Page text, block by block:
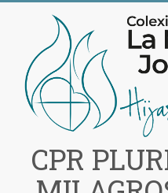
contenido
CPR